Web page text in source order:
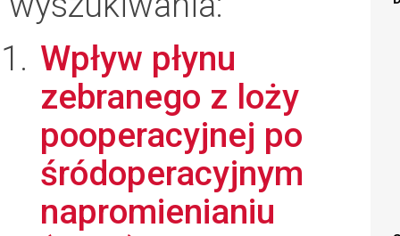
Wpływ płynu
zebranego z loży
pooperacyjnej po
śródoperacyjnym
napromienianiu